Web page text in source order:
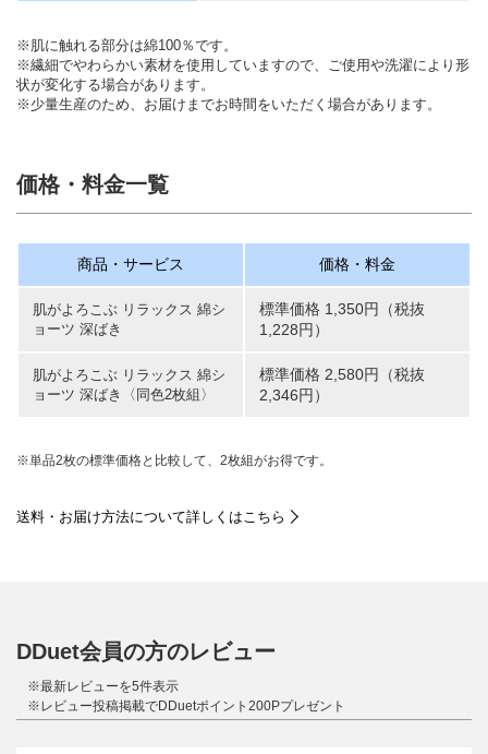
※肌に触れる部分は綿100％です。
※繊細でやわらかい素材を使用していますので、ご使用や洗濯により形
状が変化する場合があります。
※少量生産のため、お届けまでお時間をいただく場合があります。
価格・料金一覧
商品・サービス 価格・料金
肌がよろこぶ リラックス 綿シ
ョーツ 深ばき
標準価格 1,350円（税抜
1,228円）
肌がよろこぶ リラックス 綿シ
ョーツ 深ばき〈同色2枚組〉
標準価格 2,580円（税抜
2,346円）
※単品2枚の標準価格と比較して、2枚組がお得です。
送料・お届け方法について詳しくはこちら
DDuet会員の方のレビュー
※最新レビューを5件表示
※レビュー投稿掲載でDDuetポイント200Pプレゼント